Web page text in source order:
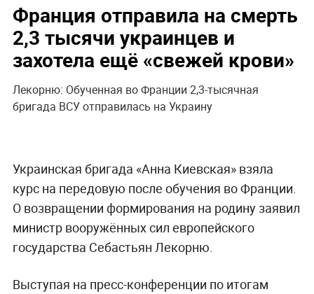
Франция отправила на смерть
2,3 тысячи украинцев и
захотела ещё «свежей крови»
Лекорню: Обученная во Франции 2,3-тысячная
бригада ВСУ отправилась на Украину
Украинская бригада «Анна Киевская» взяла
курс на передовую после обучения во Франции.
О возвращении формирования на родину заявил
министр вооружённых сил европейского
государства Себастьян Лекорню.
Выступая на пресс-конференции по итогам